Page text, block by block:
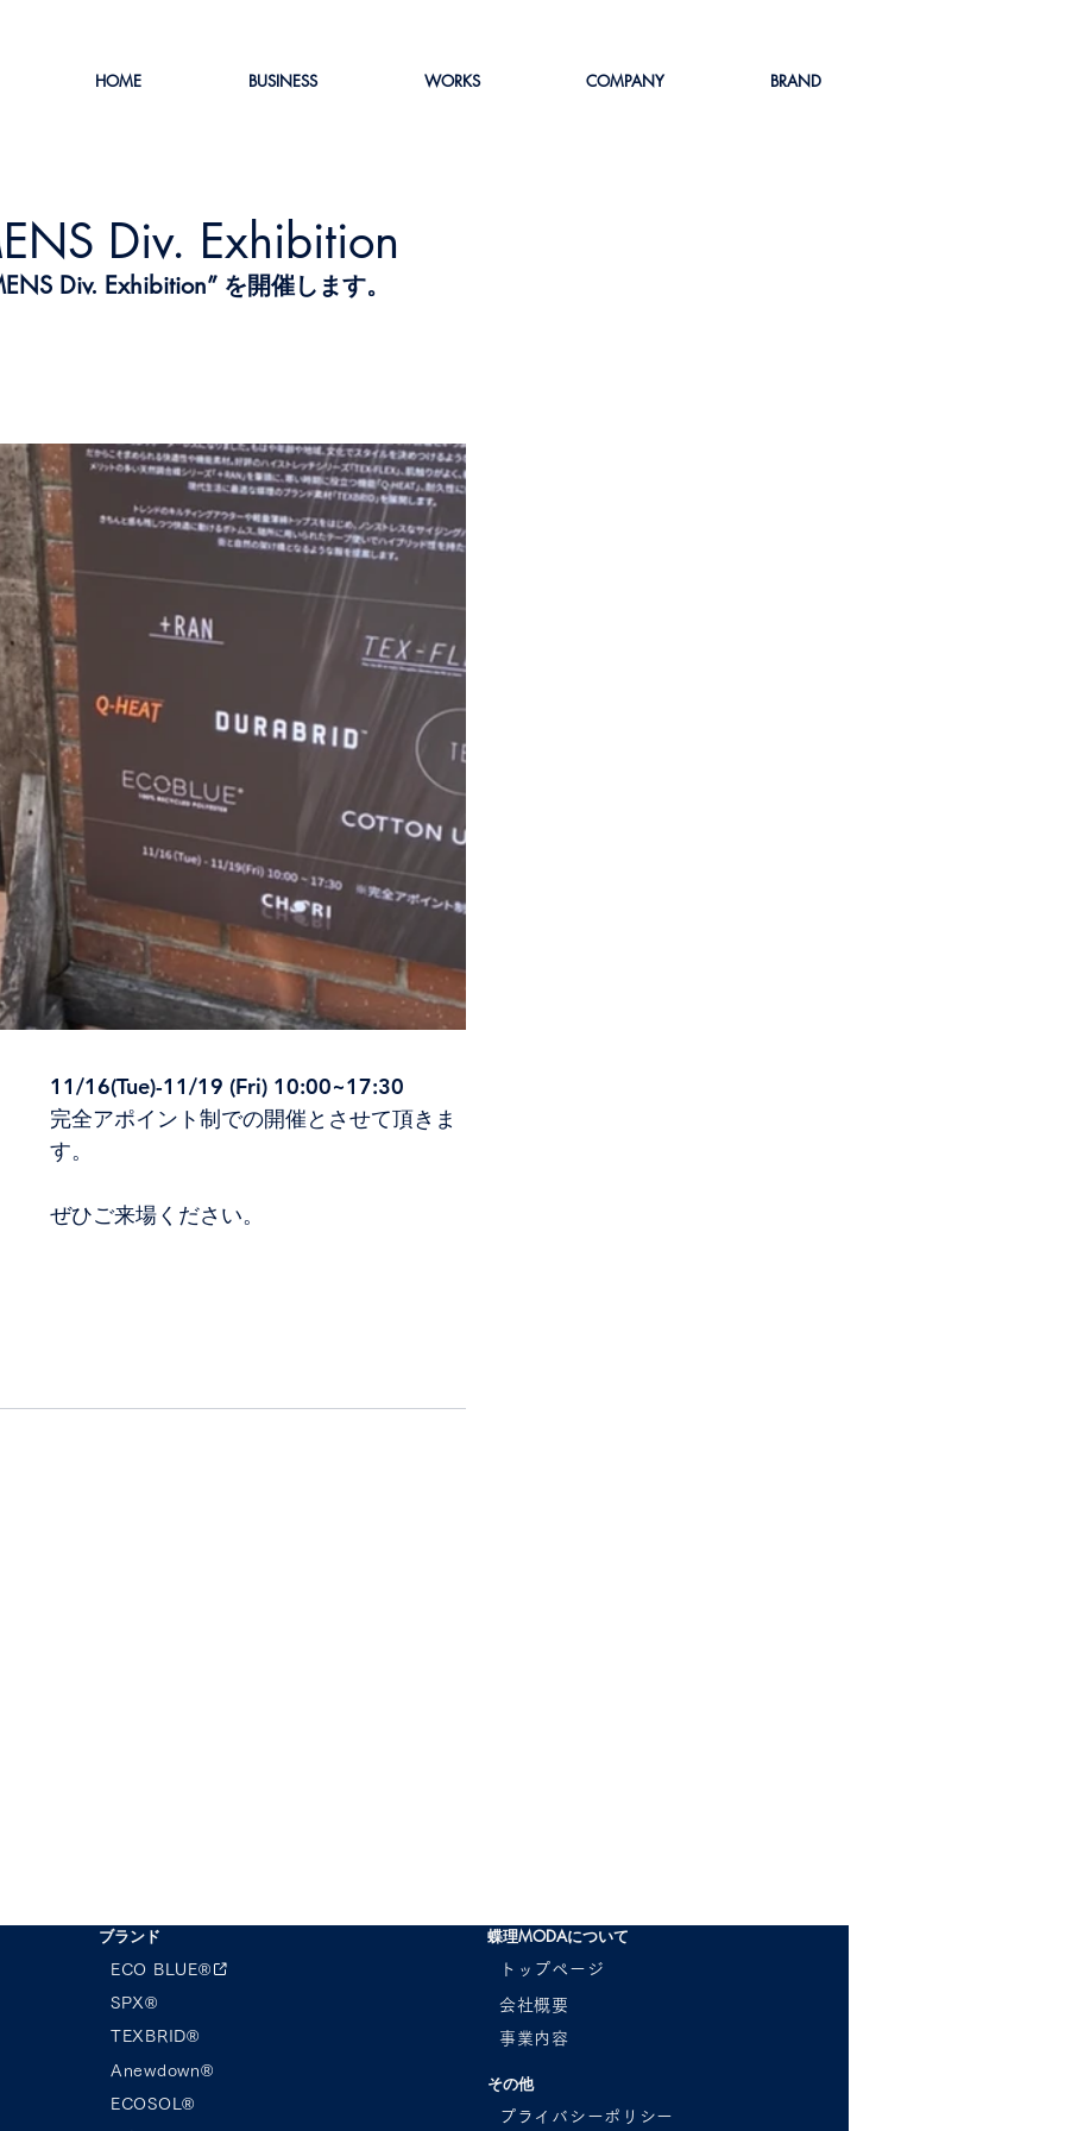
HOME BUSINESS WORKS COMPANY BRAND
Div. Exhibition
Div. Exhibition” を開催します。
11/16(Tue)-11/19 (Fri) 10:00~17:30
完全アポイント制での開催とさせて頂きま
す。
ぜひご来場ください。
FASHION EXPO
SUMMER ご案
23AW CHORI EXHIBITON
ブランド
ECO BLUE®︎
SPX®︎
TEXBRID®
Anewdown®︎
ECOSOL®︎
蝶理MODAについて
トップページ
会社概要
事業内容
その他
プライバシーポリシー